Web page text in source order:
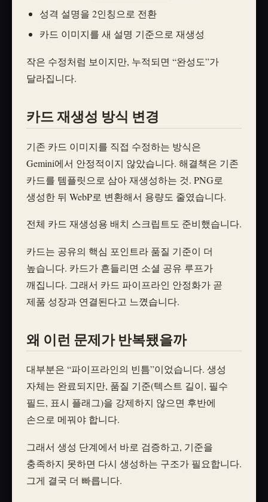
성격 설명을 2인칭으로 전환
카드 이미지를 새 설명 기준으로 재생성
작은 수정처럼 보이지만, 누적되면 “완성도”가
달라집니다.
카드 재생성 방식 변경
기존 카드 이미지를 직접 수정하는 방식은
Gemini에서 안정적이지 않았습니다. 해결책은 기존
카드를 템플릿으로 삼아 재생성하는 것. PNG로
생성한 뒤 WebP로 변환해서 용량도 줄였습니다.
전체 카드 재생성용 배치 스크립트도 준비했습니다.
카드는 공유의 핵심 포인트라 품질 기준이 더
높습니다. 카드가 흔들리면 소셜 공유 루프가
깨집니다. 그래서 카드 파이프라인 안정화가 곧
제품 성장과 연결된다고 느꼈습니다.
왜 이런 문제가 반복됐을까
대부분은 “파이프라인의 빈틈”이었습니다. 생성
자체는 완료되지만, 품질 기준(텍스트 길이, 필수
필드, 표시 플래그)을 강제하지 않으면 후반에
손으로 메꿔야 합니다.
그래서 생성 단계에서 바로 검증하고, 기준을
충족하지 못하면 다시 생성하는 구조가 필요합니다.
그게 결국 더 빠릅니다.